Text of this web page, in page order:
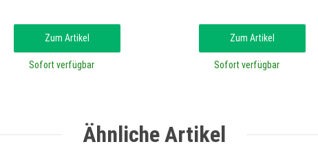
Zum Artikel
Sofort verfügbar
Zum Artikel
Sofort verfügbar
Ähnliche Artikel